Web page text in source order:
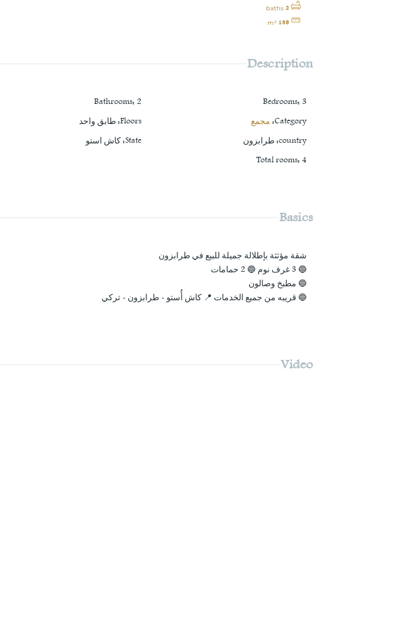
2
baths
135
m²
Description
Bedrooms: 3
Bathrooms: 2
Category
: مجمع Floors
:طابق واحد
country
:طرابزون State
:كاش استو
Total rooms: 4
Basics
شقة مؤثثة بإطلالة جميلة للبيع في طرابزون
🔵 3 غرف نوم 🔵 2 حمامات
🔵 مطبخ وصالون
🔵 قريبه من جميع الخدمات 📍 كاش أُستو - طرابزون - تركي
Video